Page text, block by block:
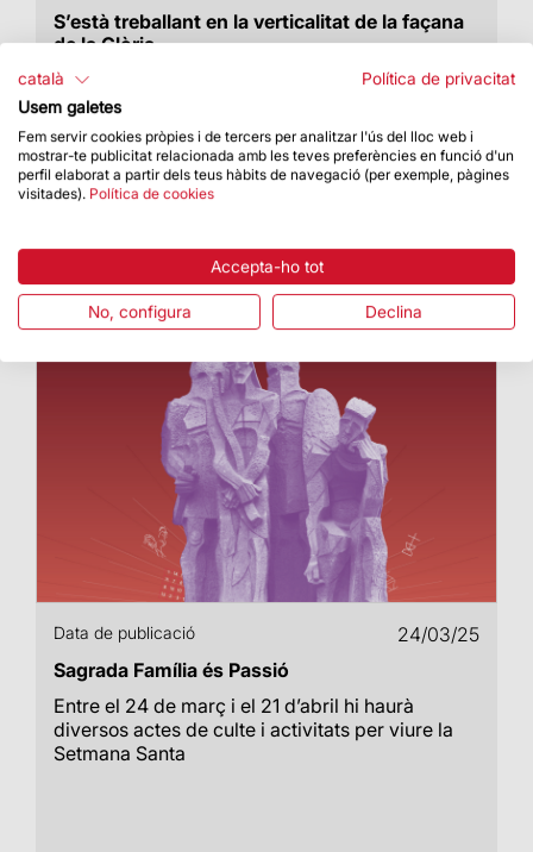
S’està treballant en la verticalitat de la façana
de la Glòria
La Sagrada Família avança en la construcció de
la torre de Jesucrist, la capella de l’Assumpta i la
façana de la Glòria
Data de publicació
24/03/25
Sagrada Família és Passió
Entre el 24 de març i el 21 d’abril hi haurà
diversos actes de culte i activitats per viure la
Setmana Santa
català
Política de privacitat
Usem galetes
Fem servir cookies pròpies i de tercers per analitzar l'ús del lloc web i
mostrar-te publicitat relacionada amb les teves preferències en funció d'un
perfil elaborat a partir dels teus hàbits de navegació (per exemple, pàgines
visitades). Política de cookies
Accepta-ho tot
No, configura Declina